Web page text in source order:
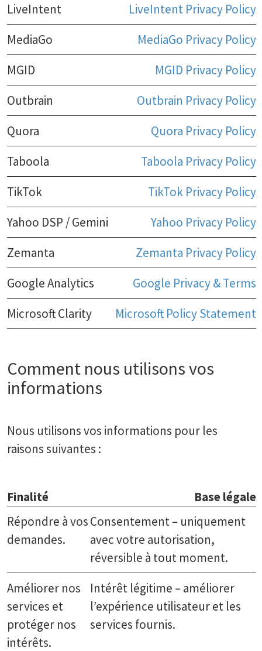
LiveIntent
LiveIntent Privacy Policy
MediaGo
MediaGo Privacy Policy
MGID
MGID Privacy Policy
Outbrain
Outbrain Privacy Policy
Quora
Quora Privacy Policy
Taboola
Taboola Privacy Policy
TikTok
TikTok Privacy Policy
Yahoo DSP / Gemini
Yahoo Privacy Policy
Zemanta
Zemanta Privacy Policy
Google Analytics
Google Privacy & Terms
Microsoft Clarity
Microsoft Policy Statement
Comment nous utilisons vos
informations
Nous utilisons vos informations pour les
raisons suivantes :
Finalité
Base légale
Répondre à vos
demandes.
Consentement – uniquement
avec votre autorisation,
réversible à tout moment.
Améliorer nos
services et
protéger nos
intérêts.
Intérêt légitime – améliorer
l’expérience utilisateur et les
services fournis.